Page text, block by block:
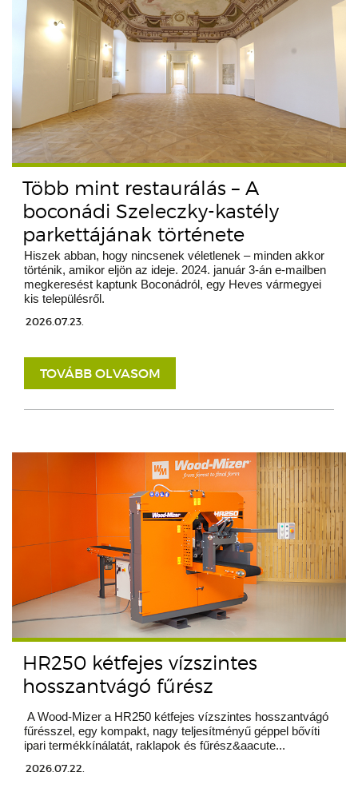
Több mint restaurálás – A
boconádi Szeleczky-kastély
parkettájának története
Hiszek abban, hogy nincsenek véletlenek – minden akkor
történik, amikor eljön az ideje. 2024. január 3-án e-mailben
megkeresést kaptunk Boconádról, egy Heves vármegyei
kis településről.
2026.07.23.
TOVÁBB OLVASOM
HR250 kétfejes vízszintes
hosszantvágó fűrész
A Wood-Mizer a HR250 kétfejes vízszintes hosszantvágó
fűrésszel, egy kompakt, nagy teljesítményű géppel bővíti
ipari termékkínálatát, raklapok és fűrész&aacute...
2026.07.22.